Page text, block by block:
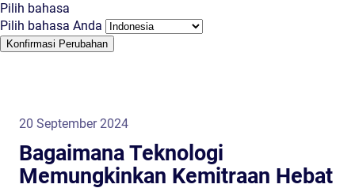
Pilih bahasa
Pilih bahasa Anda
Konfirmasi Perubahan
20 September 2024
Bagaimana Teknologi
Memungkinkan Kemitraan Hebat